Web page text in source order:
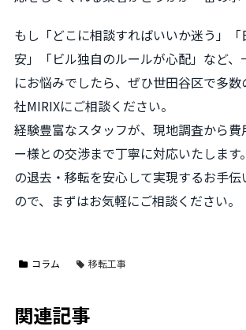
もし「どこに相談すればいいか迷う」
安」「ビル独自のルールが心配」など、
にお悩みでしたら、ぜひ世田谷区で多
社MIRIXにご相談ください。
経験豊富なスタッフが、現地調査から費
ー様との交渉まで丁寧に対応いたします
の退去・移転を安心して実現するお手
ので、まずはお気軽にご相談ください。
コラム 移転工事
関連記事